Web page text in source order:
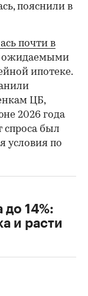
пояснили в
почти в
ожидаемыми
ипотеке.
ЦБ,
2026 года
спроса был
условия по
до 14%:
и расти